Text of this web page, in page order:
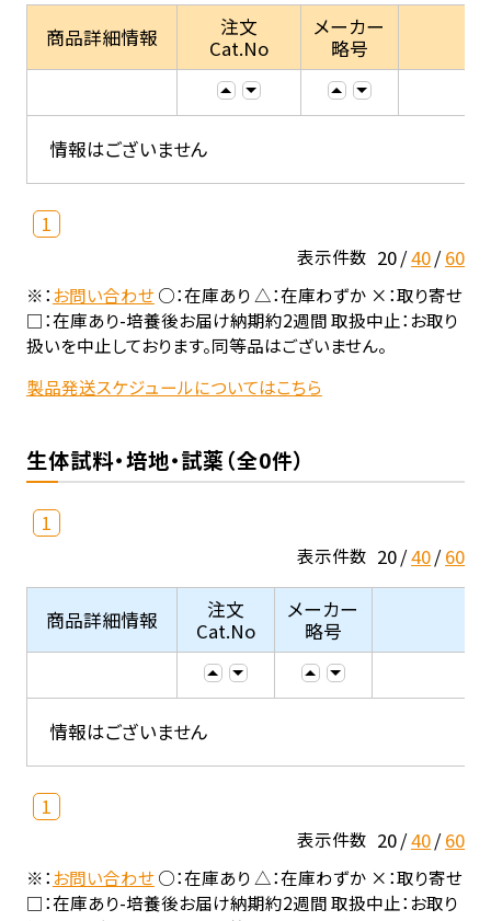
商品詳細情報
注文
Cat.No
メーカー
略号
情報はございません
1
表示件数 20 40 60
※：お問い合わせ○：在庫あり △：在庫わずか ×：取り寄せ
□：在庫あり-培養後お届け納期約2週間 取扱中止：お取り
扱いを中止しております。同等品はございません。
製品発送スケジュールについてはこちら
生体試料・培地・試薬（全0件）
1
表示件数 20 40 60
商品詳細情報
注文
Cat.No
メーカー
略号
情報はございません
1
表示件数 20 40 60
※：お問い合わせ○：在庫あり △：在庫わずか ×：取り寄せ
□：在庫あり-培養後お届け納期約2週間 取扱中止：お取り